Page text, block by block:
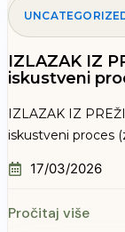
IZLAZAK IZ
iskustveni
IZLAZAK IZ
iskustveni proces
17/03/2026
Pročitaj više